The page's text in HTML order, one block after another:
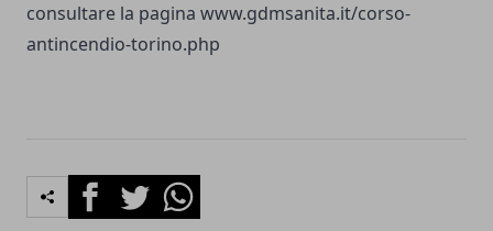
consultare la pagina www.gdmsanita.it/corso-
antincendio-torino.php
FacebookTwitterWhatsapp